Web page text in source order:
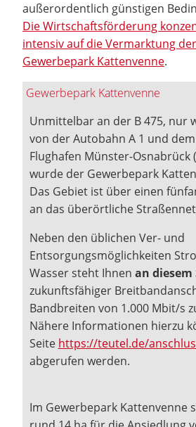
außerordentlich günstigen
Die Wirtschaftsförderung
intensiv auf die Vermarktung
Gewerbepark Kattenvenne.
Gewerbepark Kattenvenne
Unmittelbar an der B 475, nur
von der Autobahn A 1 und
Flughafen Münster-Osnabrück
wurde der Gewerbepark
Das Gebiet ist über einen
an das überörtliche
Neben den üblichen Ver- und
Entsorgungsmöglichkeiten
Wasser steht Ihnen an
zukunftsfähiger
Bandbreiten von 1.000 Mbit/s
Nähere Informationen hierzu
Seite https://teutel.de/
abgerufen werden.
Im Gewerbepark Kattenvenne